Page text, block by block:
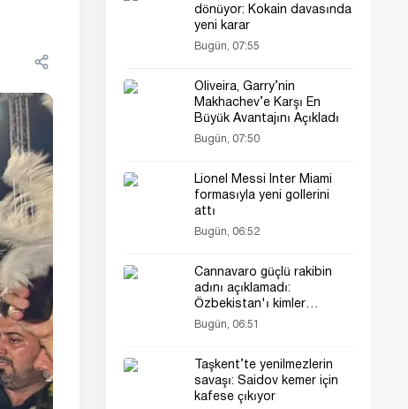
dönüyor: Kokain davasında
yeni karar
Bugün, 07:55
Oliveira, Garry’nin
Makhachev’e Karşı En
Büyük Avantajını Açıkladı
Bugün, 07:50
Lionel Messi Inter Miami
formasıyla yeni gollerini
attı
Bugün, 06:52
Cannavaro güçlü rakibin
adını açıklamadı:
Özbekistan'ı kimler
bekliyor?
Bugün, 06:51
Taşkent’te yenilmezlerin
savaşı: Saidov kemer için
kafese çıkıyor